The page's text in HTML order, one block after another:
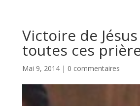
Victoire de
toutes ces
Mai 9, 2014| 0 commentaires